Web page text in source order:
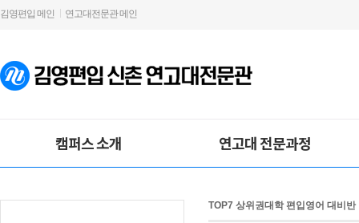
김영편입 메인 연고대전문관 메인
캠퍼스 소개 연고대 전문과정
TOP7 상위권대학 편입영어 대비반